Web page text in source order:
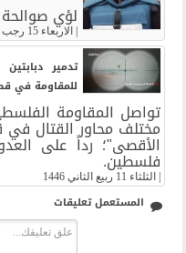
لؤي صوالحة
الاربعاء 15 رجب 1446
تدمير
للمقاومة في
تواصل المقاومة
مختلف محاور القتال
الأقصى"؛ رداً على
فلسطين.
الثلثاء 11 ربيع الثاني 1446
المستعمل تعليقات